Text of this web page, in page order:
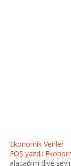
Ekonomik Veriler
FÖŞ yazdı:
alacağım diye